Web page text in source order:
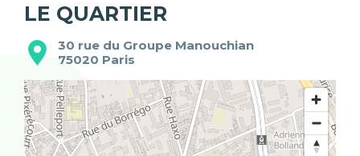
LE QUARTIER
30 rue du Groupe Manouchian
75020 Paris